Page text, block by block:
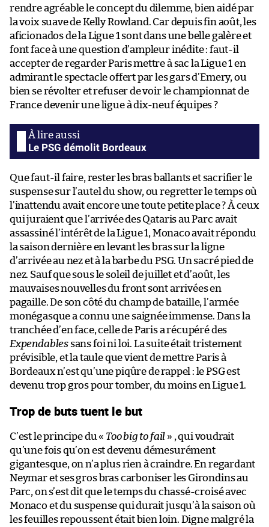
rendre agréable le concept du dilemme, bien aidé par
la voix suave de Kelly Rowland. Car depuis fin août, les
aficionados de la Ligue 1 sont dans une belle galère et
font face à une question d’ampleur inédite : faut-il
accepter de regarder Paris mettre à sac la Ligue 1 en
admirant le spectacle offert par les gars d’Emery, ou
bien se révolter et refuser de voir le championnat de
France devenir une ligue à dix-neuf équipes ?
Le PSG démolit Bordeaux
Que faut-il faire, rester les bras ballants et sacrifier le
suspense sur l’autel du show, ou regretter le temps où
l’inattendu avait encore une toute petite place ? À ceux
qui juraient que l’arrivée des Qataris au Parc avait
assassiné l’intérêt de la Ligue 1, Monaco avait répondu
la saison dernière en levant les bras sur la ligne
d’arrivée au nez et à la barbe du PSG. Un sacré pied de
nez. Sauf que sous le soleil de juillet et d’août, les
mauvaises nouvelles du front sont arrivées en
pagaille. De son côté du champ de bataille, l’armée
monégasque a connu une saignée immense. Dans la
tranchée d’en face, celle de Paris a récupéré des
Expendables sans foi ni loi. La suite était tristement
prévisible, et la taule que vient de mettre Paris à
Bordeaux n’est qu’une piqûre de rappel : le PSG est
devenu trop gros pour tomber, du moins en Ligue 1.
Trop de buts tuent le but
C’est le principe du « Too big to fail » , qui voudrait
qu’une fois qu’on est devenu démesurément
gigantesque, on n’a plus rien à craindre. En regardant
Neymar et ses gros bras carboniser les Girondins au
Parc, on s’est dit que le temps du chassé-croisé avec
Monaco et du suspense qui durait jusqu’à la saison où
les feuilles repoussent était bien loin. Digne malgré la